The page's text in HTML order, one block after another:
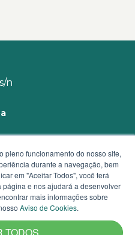
n
pleno funcionamento do nosso site,
durante a navegação, bem
em "Aceitar Todos", você terá
e nos ajudará a desenvolver
mais informações sobre
Aviso de Cookies.